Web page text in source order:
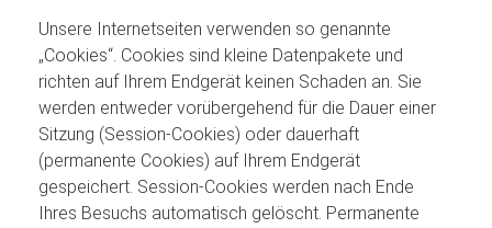
Unsere Internetseiten verwenden so genannte
„Cookies“. Cookies sind kleine Datenpakete und
richten auf Ihrem Endgerät keinen Schaden an. Sie
werden entweder vorübergehend für die Dauer einer
Sitzung (Session-Cookies) oder dauerhaft
(permanente Cookies) auf Ihrem Endgerät
gespeichert. Session-Cookies werden nach Ende
Ihres Besuchs automatisch gelöscht. Permanente